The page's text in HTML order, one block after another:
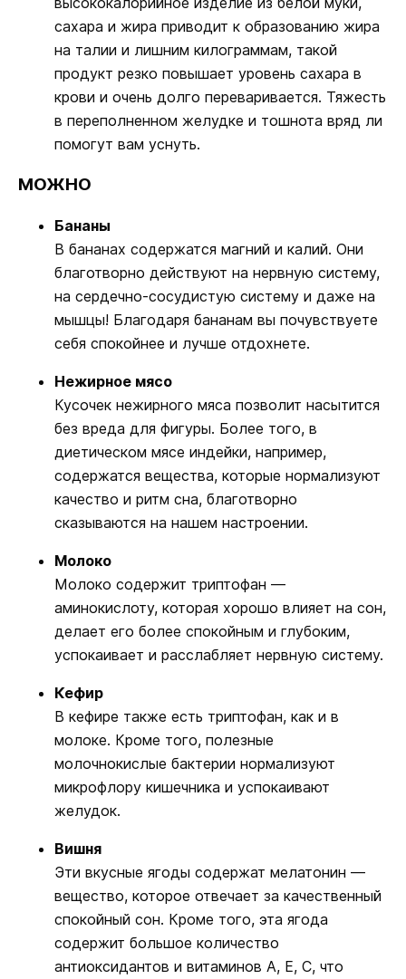
сахара и жира приводит к образованию жира
на талии и лишним килограммам, такой
продукт резко повышает уровень сахара в
крови и очень долго переваривается. Тяжесть
в переполненном желудке и тошнота вряд ли
помогут вам уснуть.
МОЖНО
Бананы
В бананах содержатся магний и калий. Они
благотворно действуют на нервную систему,
на сердечно-сосудистую систему и даже на
мышцы! Благодаря бананам вы почувствуете
себя спокойнее и лучше отдохнете.
Нежирное мясо
Кусочек нежирного мяса позволит насытится
без вреда для фигуры. Более того, в
диетическом мясе индейки, например,
содержатся вещества, которые нормализуют
качество и ритм сна, благотворно
сказываются на нашем настроении.
Молоко
Молоко содержит триптофан —
аминокислоту, которая хорошо влияет на сон,
делает его более спокойным и глубоким,
успокаивает и расслабляет нервную систему.
Кефир
В кефире также есть триптофан, как и в
молоке. Кроме того, полезные
молочнокислые бактерии нормализуют
микрофлору кишечника и успокаивают
желудок.
Вишня
Эти вкусные ягоды содержат мелатонин —
вещество, которое отвечает за качественный
спокойный сон. Кроме того, эта ягода
содержит большое количество
антиоксидантов и витаминов А, Е, С, что